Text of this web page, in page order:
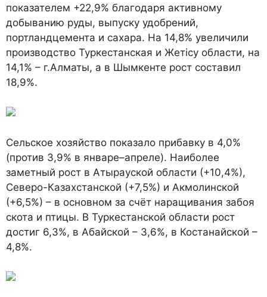
показателем +22,9% благодаря активному
добыванию руды, выпуску удобрений,
портландцемента и сахара. На 14,8% увеличили
производство Туркестанская и Жетісу области, на
14,1% – г.Алматы, а в Шымкенте рост составил
18,9%.
Сельское хозяйство показало прибавку в 4,0%
(против 3,9% в январе–апреле). Наиболее
заметный рост в Атырауской области (+10,4%),
Северо-Казахстанской (+7,5%) и Акмолинской
(+6,5%) – в основном за счёт наращивания забоя
скота и птицы. В Туркестанской области рост
достиг 6,3%, в Абайской – 3,6%, в Костанайской –
4,8%.